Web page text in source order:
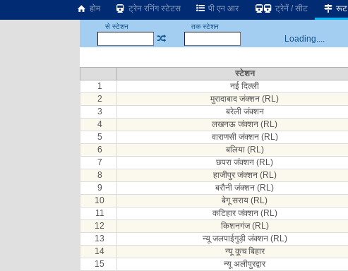
होम ट्रेन रनिंग स्टेटस पी एन आर ट्रेनें / सीट रूट
से स्टेशन तक स्टेशन
Loading....
स्टेशन
1
नई दिल्ली
2
मुरादाबाद जंक्शन (RL)
3
बरेली जंक्शन
4
लखनऊ जंक्शन (RL)
5
वाराणसी जंक्शन (RL)
6
बलिया (RL)
7
छपरा जंक्शन (RL)
8
हाजीपुर जंक्शन (RL)
9
बरौनी जंक्शन (RL)
10
बेगू सराय (RL)
11
कटिहार जंक्शन (RL)
12
किशनगंज (RL)
13
न्यू जलपाईगुड़ी जंक्शन (RL)
14
न्यू कूच बिहार
15
न्यू अलीपुरद्वार